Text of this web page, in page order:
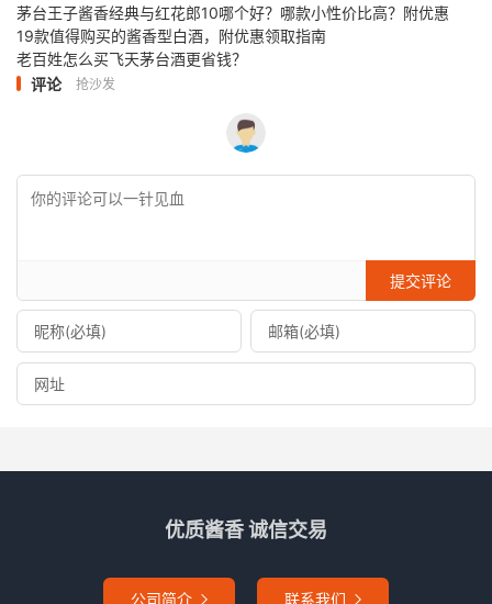
茅台王子酱香经典与红花郎10哪个好？哪款小性价比高？附优惠
19款值得购买的酱香型白酒，附优惠领取指南
老百姓怎么买飞天茅台酒更省钱？
评论
抢沙发
提交评论
优质酱香 诚信交易
公司简介  联系我们 